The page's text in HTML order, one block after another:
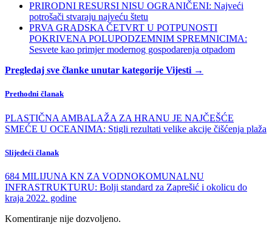
PRIRODNI RESURSI NISU OGRANIČENI: Najveći
potrošači stvaraju najveću štetu
PRVA GRADSKA ČETVRT U POTPUNOSTI
POKRIVENA POLUPODZEMNIM SPREMNICIMA:
Sesvete kao primjer modernog gospodarenja otpadom
Pregledaj sve članke unutar kategorije Vijesti →
Prethodni članak
PLASTIČNA AMBALAŽA ZA HRANU JE NAJČEŠĆE
SMEĆE U OCEANIMA: Stigli rezultati velike akcije čišćenja plaža
Slijedeći članak
684 MILIJUNA KN ZA VODNOKOMUNALNU
INFRASTRUKTURU: Bolji standard za Zaprešić i okolicu do
kraja 2022. godine
Komentiranje nije dozvoljeno.